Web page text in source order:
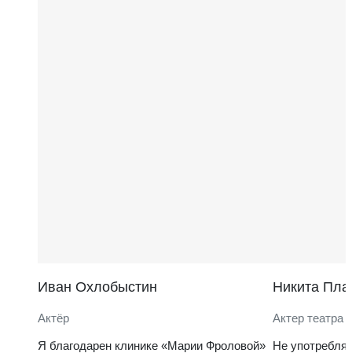
Иван Охлобыстин
Актёр
Я благодарен клинике «Марии Фроловой»
Никита
Актер театра
Не